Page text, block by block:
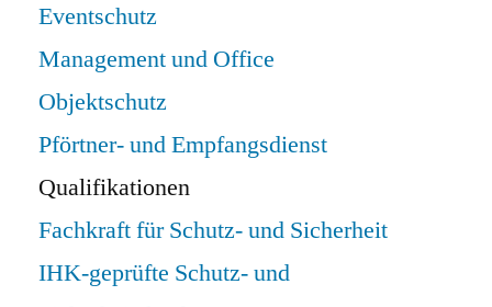
Eventschutz
Management und Office
Objektschutz
Pförtner- und Empfangsdienst
Qualifikationen
Fachkraft für Schutz- und Sicherheit
IHK-geprüfte Schutz- und